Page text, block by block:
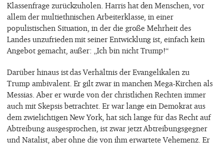
Klassenfrage zurückzuholen. Harris hat den Menschen, vor
allem der multiethnischen Arbeiterklasse, in einer
populistischen Situation, in der die große Mehrheit des
Landes unzufrieden mit seiner Entwicklung ist, einfach kein
Angebot gemacht, außer: „Ich bin nicht Trump!“
Darüber hinaus ist das Verhältnis der Evangelikalen zu
Trump ambivalent. Er gilt zwar in manchen Mega-Kirchen als
Messias. Aber er wurde von der christlichen Rechten immer
auch mit Skepsis betrachtet. Er war lange ein Demokrat aus
dem zwielichtigen New York, hat sich lange für das Recht auf
Abtreibung ausgesprochen, ist zwar jetzt Abtreibungsgegner
und Natalist, aber ohne die von ihm erwartete Vehemenz. Er